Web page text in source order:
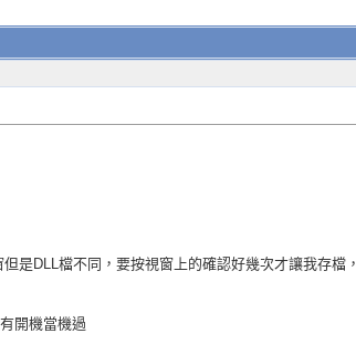
是DLL檔不同，要按視窗上的確認好幾次才讓我存檔
開機當機過